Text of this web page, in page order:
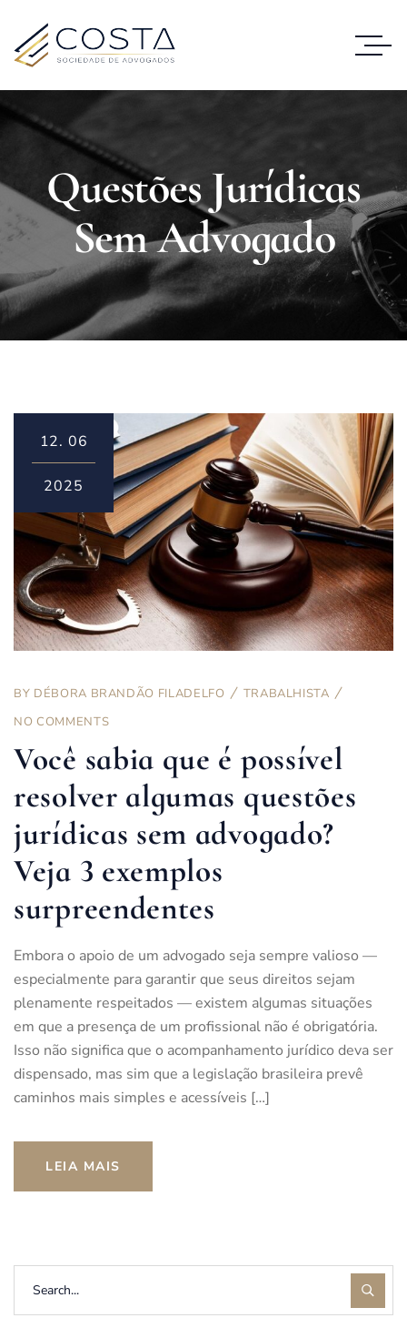
Questões Jurídicas
Sem Advogado
12. 06
2025
BY DÉBORA BRANDÃO FILADELFO
TRABALHISTA
NO COMMENTS
Você sabia que é possível
resolver algumas questões
jurídicas sem advogado?
Veja 3 exemplos
surpreendentes
Embora o apoio de um advogado seja sempre valioso —
especialmente para garantir que seus direitos sejam
plenamente respeitados — existem algumas situações
em que a presença de um profissional não é obrigatória.
Isso não significa que o acompanhamento jurídico deva ser
dispensado, mas sim que a legislação brasileira prevê
caminhos mais simples e acessíveis […]
LEIA MAIS